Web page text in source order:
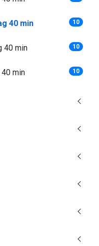
40 min 10
40 min 10
min 10